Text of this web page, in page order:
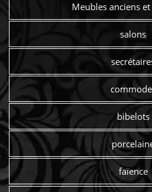
Meubles anciens
salons
bibelots
faïence